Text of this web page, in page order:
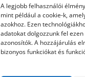
A legjobb felhasználói
mint például a cookie-k,
azokhoz. Ezen
adatokat dolgozzunk fel
azonosítók. A hozzájárulás
bizonyos funkciókat és